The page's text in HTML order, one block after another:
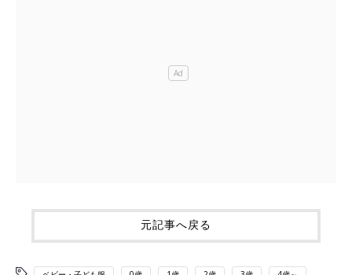
元記事へ戻る